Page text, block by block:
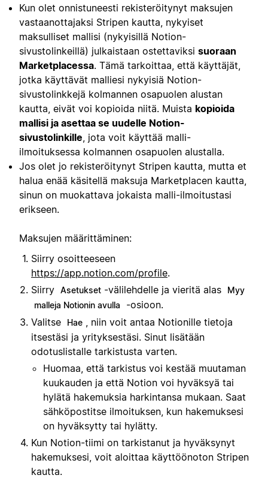
Kun olet onnistuneesti rekisteröitynyt maksujen
vastaanottajaksi Stripen kautta, nykyiset
maksulliset mallisi (nykyisillä Notion-
sivustolinkeillä) julkaistaan ostettaviksi suoraan
Marketplacessa. Tämä tarkoittaa, että käyttäjät,
jotka käyttävät malliesi nykyisiä Notion-
sivustolinkkejä kolmannen osapuolen alustan
kautta, eivät voi kopioida niitä. Muista kopioida
mallisi ja asettaa se uudelle Notion-
sivustolinkille , jota voit käyttää malli-
ilmoituksessa kolmannen osapuolen alustalla.
Jos olet jo rekisteröitynyt Stripen kautta, mutta et
halua enää käsitellä maksuja Marketplacen kautta,
sinun on muokattava jokaista malli-ilmoitustasi
erikseen.
Maksujen määrittäminen:
Siirry osoitteeseen
https://app.notion.com/profile.
Siirry Asetukset -välilehdelle ja vieritä alas
Myy
malleja Notionin avulla
-osioon.
Valitse
Hae
, niin voit antaa Notionille tietoja
itsestäsi ja yrityksestäsi. Sinut lisätään
odotuslistalle tarkistusta varten.
Huomaa, että tarkistus voi kestää muutaman
kuukauden ja että Notion voi hyväksyä tai
hylätä hakemuksia harkintansa mukaan. Saat
sähköpostitse ilmoituksen, kun hakemuksesi
on hyväksytty tai hylätty.
Kun Notion-tiimi on tarkistanut ja hyväksynyt
hakemuksesi, voit aloittaa käyttöönoton Stripen
kautta.